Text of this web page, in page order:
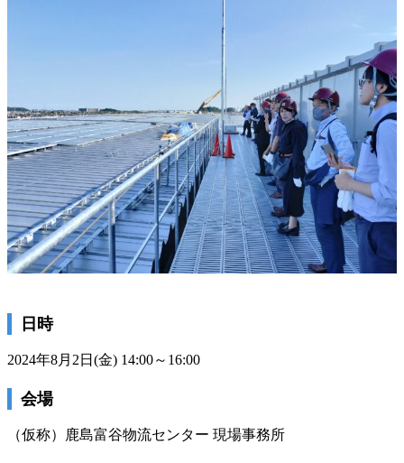
日時
2024年8月2日(金) 14:00～16:00
会場
（仮称）鹿島富谷物流センター 現場事務所